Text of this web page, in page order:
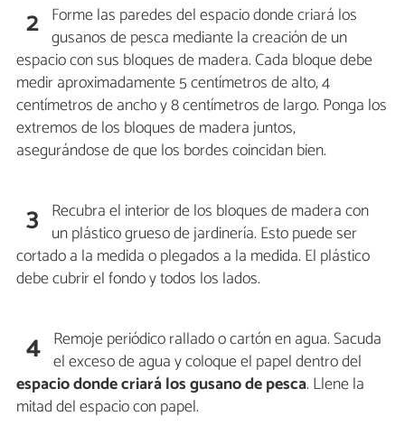
2 Forme las paredes del espacio donde criará los
gusanos de pesca mediante la creación de un
espacio con sus bloques de madera. Cada bloque debe
medir aproximadamente 5 centímetros de alto, 4
centímetros de ancho y 8 centímetros de largo. Ponga los
extremos de los bloques de madera juntos,
asegurándose de que los bordes coincidan bien.
3 Recubra el interior de los bloques de madera con
un plástico grueso de jardinería. Esto puede ser
cortado a la medida o plegados a la medida. El plástico
debe cubrir el fondo y todos los lados.
4 Remoje periódico rallado o cartón en agua. Sacuda
el exceso de agua y coloque el papel dentro del
espacio donde criará los gusano de pesca. Llene la
mitad del espacio con papel.